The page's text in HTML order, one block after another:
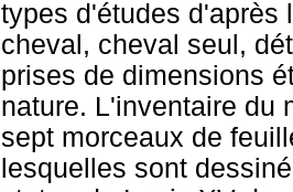
types d'études d'après
cheval, cheval seul,
prises de dimensions
nature. L'inventaire du
sept morceaux de
lesquelles sont